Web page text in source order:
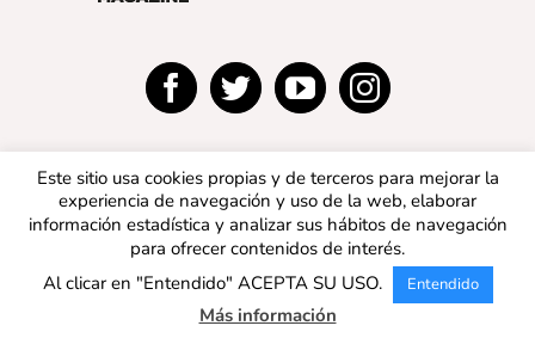
© 2019 SURFLIMIT MAGAZINE ESPAÑA | Todos los
derechos reservados |Aviso legal|Política de privacidad|
Política de cookies
Este sitio usa cookies propias y de terceros para mejorar la
experiencia de navegación y uso de la web, elaborar
información estadística y analizar sus hábitos de navegación
para ofrecer contenidos de interés.
Al clicar en "Entendido" ACEPTA SU USO.
Entendido
Más información